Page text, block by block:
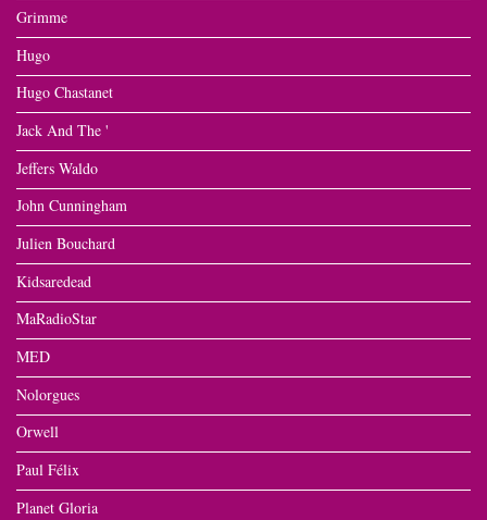
Grimme
Hugo
Hugo Chastanet
Jack And The '
Jeffers Waldo
John Cunningham
Julien Bouchard
Kidsaredead
MaRadioStar
MED
Nolorgues
Orwell
Paul Félix
Planet Gloria